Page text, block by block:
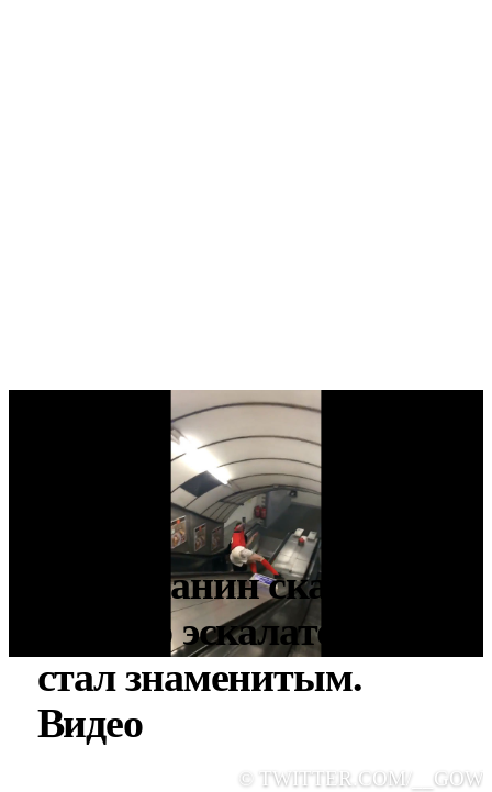
Англичанин скатился
вниз по эскалатору и
стал знаменитым.
Видео
© TWITTER.COM/